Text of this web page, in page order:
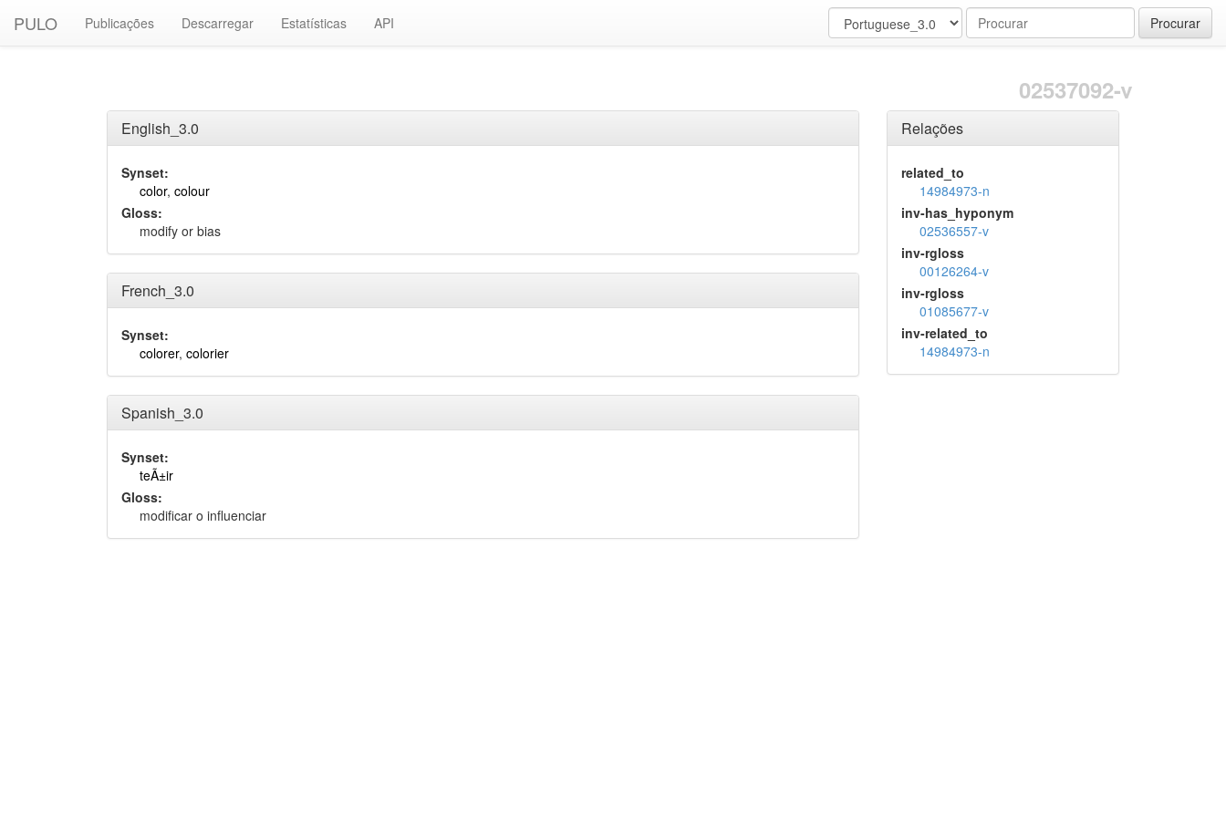
PULO Publicações Descarregar Estatísticas API Procurar
02537092-v
English_3.0
Synset:
color, colour
Gloss:
modify or bias
French_3.0
Synset:
colorer, colorier
Spanish_3.0
Synset:
teÃ±ir
Gloss:
modificar o influenciar
Relações
related_to
14984973-n
inv-has_hyponym
02536557-v
inv-rgloss
00126264-v
inv-rgloss
01085677-v
inv-related_to
14984973-n